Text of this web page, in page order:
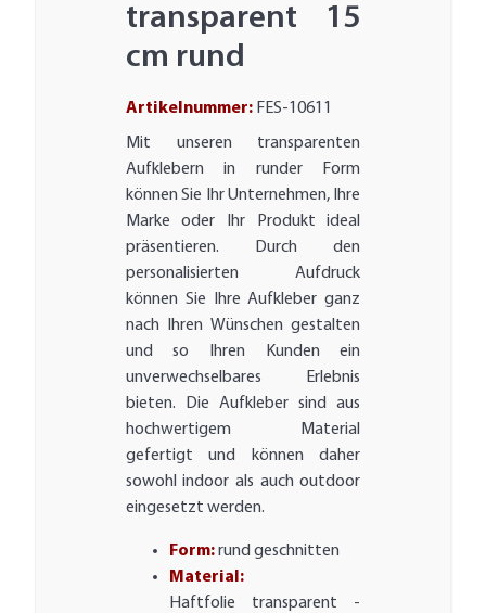
transparent 15
cm rund
Artikelnummer: FES-10611
Mit unseren transparenten
Aufklebern in runder Form
können Sie Ihr Unternehmen, Ihre
Marke oder Ihr Produkt ideal
präsentieren. Durch den
personalisierten Aufdruck
können Sie Ihre Aufkleber ganz
nach Ihren Wünschen gestalten
und so Ihren Kunden ein
unverwechselbares Erlebnis
bieten. Die Aufkleber sind aus
hochwertigem Material
gefertigt und können daher
sowohl indoor als auch outdoor
eingesetzt werden.
Form:rund geschnitten
Material:
Haftfolie transparent -